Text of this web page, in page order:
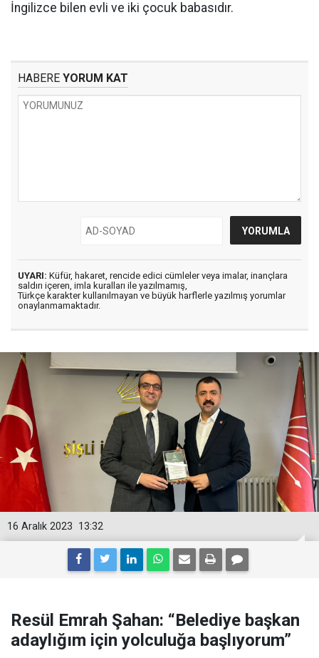
İngilizce bilen evli ve iki çocuk babasıdır.
HABERE YORUM KAT
UYARI: Küfür, hakaret, rencide edici cümleler veya imalar, inançlara
saldırı içeren, imla kuralları ile yazılmamış,
Türkçe karakter kullanılmayan ve büyük harflerle yazılmış yorumlar
onaylanmamaktadır.
13:32
16 Aralık 2023
Resül Emrah Şahan: “Belediye başkan
adaylığım için yolculuğa başlıyorum”